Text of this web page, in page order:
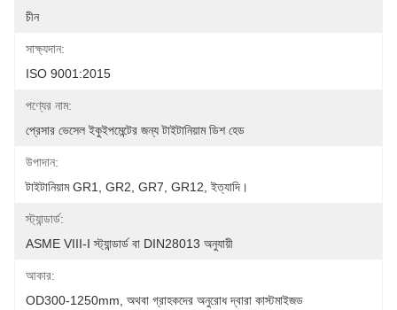
চীন
সাক্ষ্যদান:
ISO 9001:2015
পণ্যের নাম:
প্রেসার ভেসেল ইকুইপমেন্টের জন্য টাইটানিয়াম ডিশ হেড
উপাদান:
টাইটানিয়াম GR1, GR2, GR7, GR12, ইত্যাদি।
স্ট্যান্ডার্ড:
ASME VIII-I স্ট্যান্ডার্ড বা DIN28013 অনুযায়ী
আকার:
OD300-1250mm, অথবা গ্রাহকদের অনুরোধ দ্বারা কাস্টমাইজড